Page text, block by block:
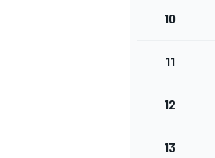
10
11
12
13